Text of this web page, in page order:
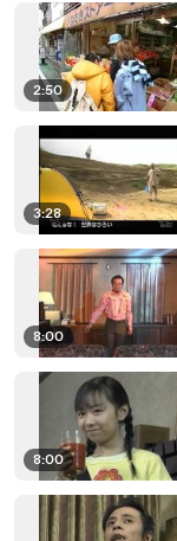
2:50
3:28
8:00
8:00